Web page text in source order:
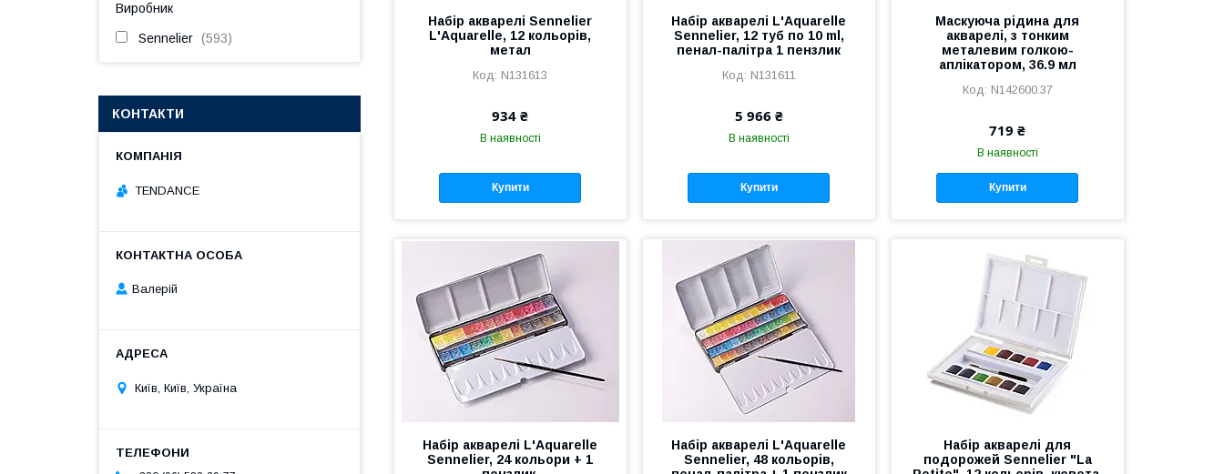
Набір акварелі Sennelier
L'Aquarelle, 12 кольорів,
метал
N131613
934 ₴
В наявності
Купити
Набір акварелі L'Aquarelle
Sennelier, 12 туб по 10 ml,
пенал-палітра 1 пензлик
N131611
5 966 ₴
В наявності
Купити
Маскуюча рідина для
акварелі, з тонким
металевим голкою-
аплікатором, 36.9 мл
N142600.37
719 ₴
В наявності
Купити
Набір акварелі L'Aquarelle
Sennelier, 24 кольори + 1
Набір акварелі L'Aquarelle
Sennelier, 48 кольорів,
Набір акварелі для
подорожей Sennelier "La
Виробник
Sennelier 593
КОНТАКТИ
TENDANCE
Валерій
Київ, Київ, Україна